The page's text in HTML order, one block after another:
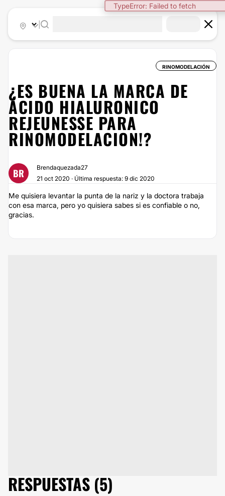
TypeError: Failed to fetch
RINOMODELACIÓN
¿ES BUENA LA MARCA DE
ÁCIDO HIALURONICO
REJEUNESSE PARA
RINOMODELACION!?
BR
Brendaquezada27
21 oct 2020 · Última respuesta: 9 dic 2020
Me quisiera levantar la punta de la nariz y la doctora trabaja
con esa marca, pero yo quisiera sabes si es confiable o no,
gracias.
RESPUESTAS (5)